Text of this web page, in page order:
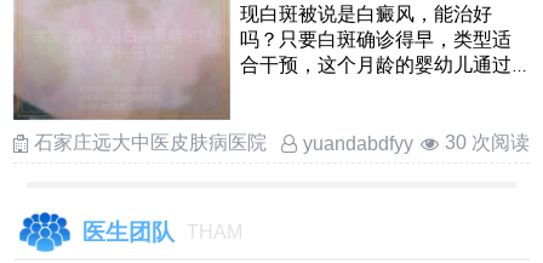
现白斑被说是白癜风，能治好
吗？只要白斑确诊得早，类型适
合干预，这个月龄的婴幼儿通过
石家庄远大中医皮肤病医院
yuandabdfyy 30 次阅读
医生团队 THAM